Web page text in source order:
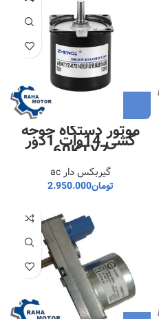
موتور دستگاه جوجه
کشی 14وات 1دور 60KTYZ
گیربکس دار ac
تومان2.950.000